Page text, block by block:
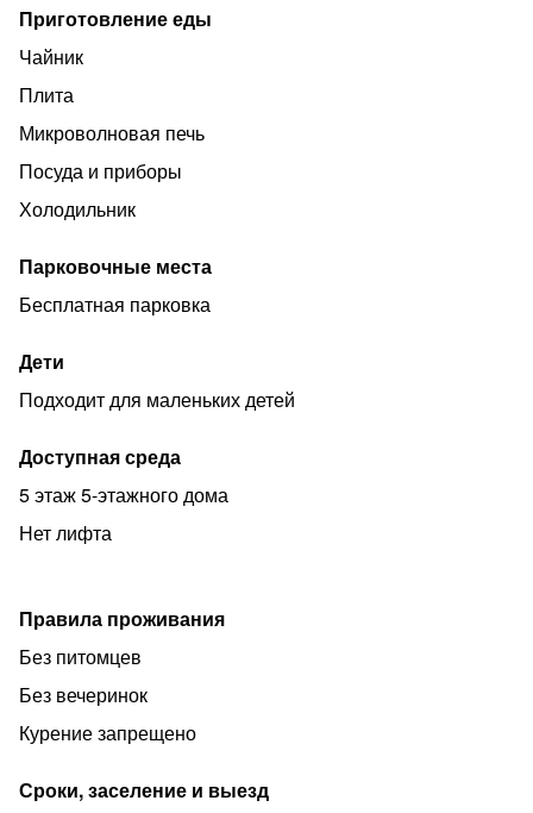
Приготовление еды
Чайник
Плита
Микроволновая печь
Посуда и приборы
Холодильник
Парковочные места
Бесплатная парковка
Дети
Подходит для маленьких детей
Доступная среда
5 этаж 5-этажного дома
Нет лифта
Правила проживания
Без питомцев
Без вечеринок
Курение запрещено
Сроки, заселение и выезд